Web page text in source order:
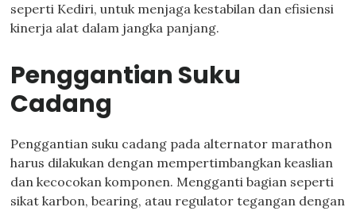
seperti Kediri, untuk menjaga kestabilan dan efisiensi
kinerja alat dalam jangka panjang.
Penggantian Suku
Cadang
Penggantian suku cadang pada alternator marathon
harus dilakukan dengan mempertimbangkan keaslian
dan kecocokan komponen. Mengganti bagian seperti
sikat karbon, bearing, atau regulator tegangan dengan